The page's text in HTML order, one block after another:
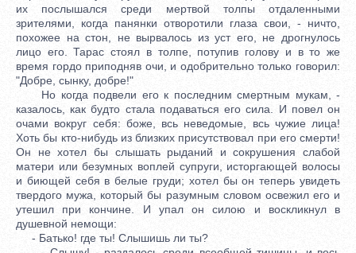
их послышался среди мертвой толпы отдаленными
зрителями, когда панянки отворотили глаза свои, - ничто,
похожее на стон, не вырвалось из уст его, не дрогнулось
лицо его. Тарас стоял в толпе, потупив голову и в то же
время гордо приподняв очи, и одобрительно только говорил:
"Добре, сынку, добре!"
Но когда подвели его к последним смертным мукам, -
казалось, как будто стала подаваться его сила. И повел он
очами вокруг себя: боже, всь неведомые, всь чужие лица!
Хоть бы кто-нибудь из близких присутствовал при его смерти!
Он не хотел бы слышать рыданий и сокрушения слабой
матери или безумных воплей супруги, исторгающей волосы
и биющей себя в белые груди; хотел бы он теперь увидеть
твердого мужа, который бы разумным словом освежил его и
утешил при кончине. И упал он силою и воскликнул в
душевной немощи:
- Батько! где ты! Слышишь ли ты?